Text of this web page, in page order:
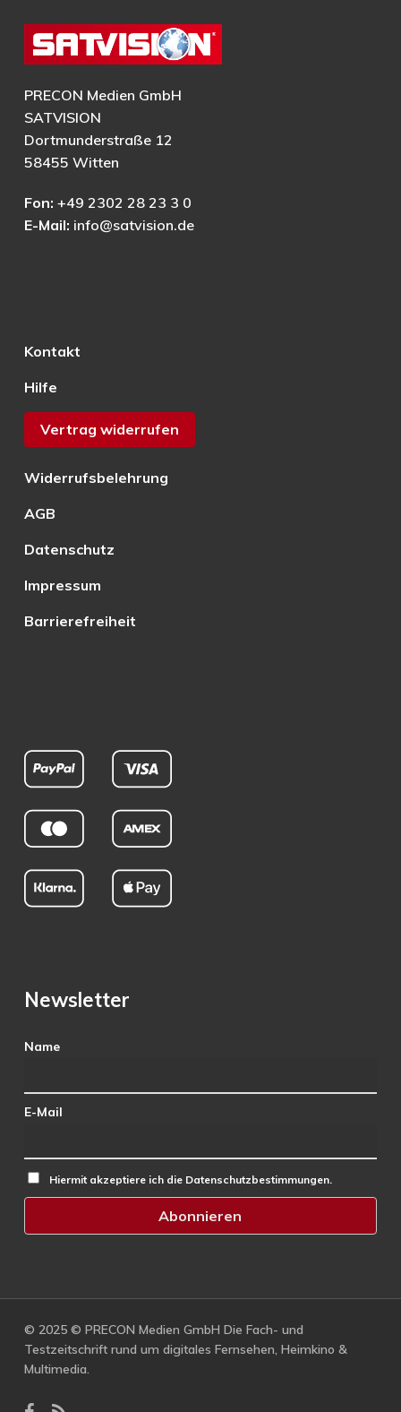
PRECON Medien GmbH
SATVISION
Dortmunderstraße 12
58455 Witten
Fon: +49 2302 28 23 3 0
E-Mail: info@satvision.de
Kontakt
Hilfe
Vertrag widerrufen
Widerrufsbelehrung
AGB
Datenschutz
Impressum
Barrierefreiheit
Newsletter
Name
E-Mail
Hiermit akzeptiere ich die Datenschutzbestimmungen.
© 2025 © PRECON Medien GmbH Die Fach- und
Testzeitschrift rund um digitales Fernsehen, Heimkino &
Multimedia.